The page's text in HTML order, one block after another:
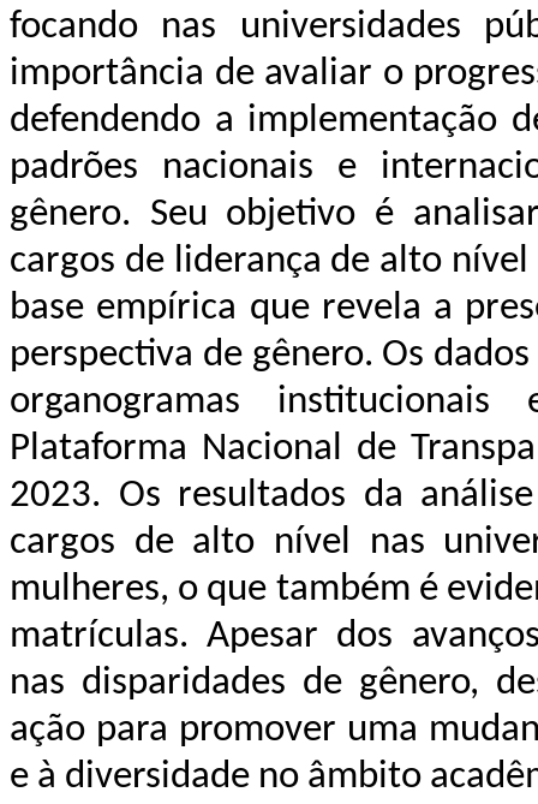
focando nas universidades
importância de avaliar o
defendendo a implementação
padrões nacionais e
gênero. Seu objetivo é
cargos de liderança de alto
base empírica que revela a
perspectiva de gênero. Os
organogramas
Plataforma Nacional de
2023. Os resultados da
cargos de alto nível nas
mulheres, o que também é
matrículas. Apesar dos
nas disparidades de gênero,
ação para promover uma
e à diversidade no âmbito